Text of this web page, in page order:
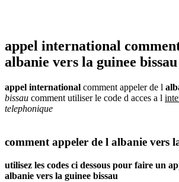
appel international
albanie vers la guinee bissau
appel international comment appeler de l
bissau comment utiliser le code d acces a l
telephonique
comment appeler de l albanie vers
utilisez les codes ci dessous pour faire un
albanie vers la guinee bissau